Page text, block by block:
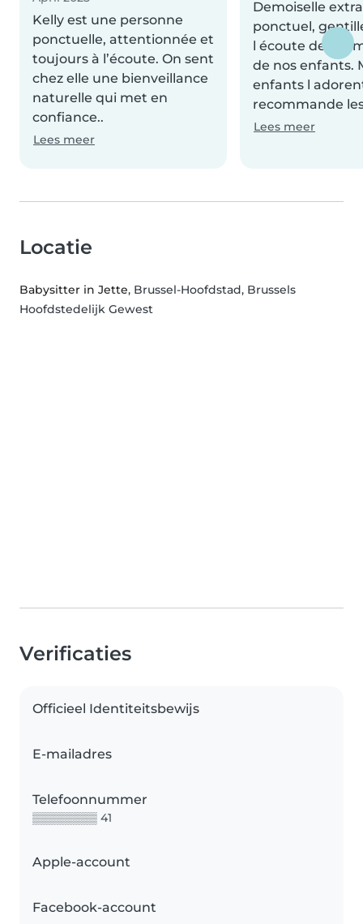
Kelly est une personne
ponctuelle, attentionnée et
toujours à l’écoute. On sent
chez elle une bienveillance
naturelle qui met en
confiance..
Lees meer
Demoiselle
ponctuel,
l écoute des
de nos enfants.
enfants l
recommande
Lees meer
Locatie
Babysitter in Jette, Brussel-Hoofdstad, Brussels
Hoofdstedelijk Gewest
Verificaties
Officieel Identiteitsbewijs
E-mailadres
Telefoonnummer
▒▒▒▒▒▒▒▒ 41
Apple-account
Facebook-account